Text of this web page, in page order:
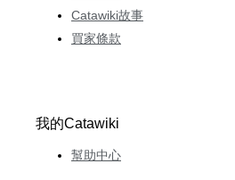
Catawiki故事
買家條款
我的Catawiki
幫助中心